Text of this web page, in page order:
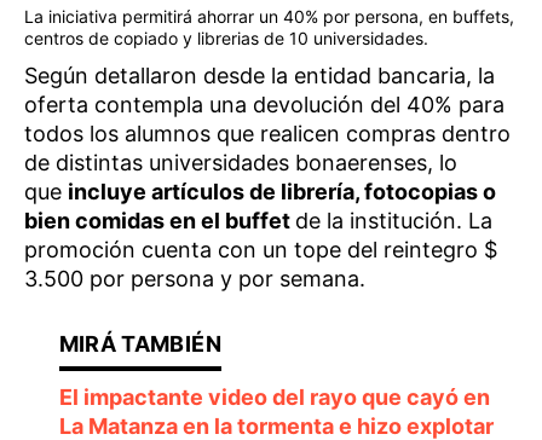
La iniciativa permitirá ahorrar un 40% por persona, en buffets,
centros de copiado y librerias de 10 universidades.
Según detallaron desde la entidad bancaria, la
oferta contempla una devolución del 40% para
todos los alumnos que realicen compras dentro
de distintas universidades bonaerenses, lo
que incluye artículos de librería, fotocopias o
bien comidas en el buffet de la institución. La
promoción cuenta con un tope del reintegro $
3.500 por persona y por semana.
El impactante video del rayo que cayó en
La Matanza en la tormenta e hizo explotar